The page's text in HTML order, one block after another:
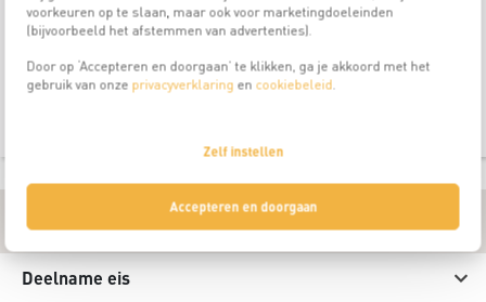
voorkeuren op te slaan, maar ook voor marketingdoeleinden
(bijvoorbeeld het afstemmen van advertenties).
Door op ‘Accepteren en doorgaan’ te klikken, ga je akkoord met het
gebruik van onze privacyverklaring en cookiebeleid.
Zelf instellen
Accepteren en doorgaan
We gaan via de Ramolgletsjer en eenvoudige graatbeklimming
naar de top van de Noordelijke Ramolkogl (3428 m); tocht gaat via
Retour naar de hut en vervolgens dalen we af naar Obergurgl.
Rond 17.00 uur eindigt de cursus.
Praktische informatie
Deelname eis